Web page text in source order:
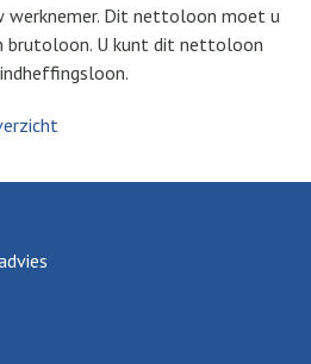
werknemer. Dit nettoloon moet u
brutoloon. U kunt dit nettoloon